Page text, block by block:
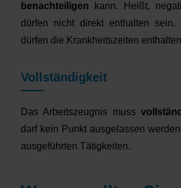
benachteiligen kann. Heißt,
dürfen nicht direkt enthalten sein.
dürfen die Krankheitszeiten
Vollständigkeit
Das Arbeitszeugnis muss
darf kein Punkt ausgelassen
ausgeführten Tätigkeiten.